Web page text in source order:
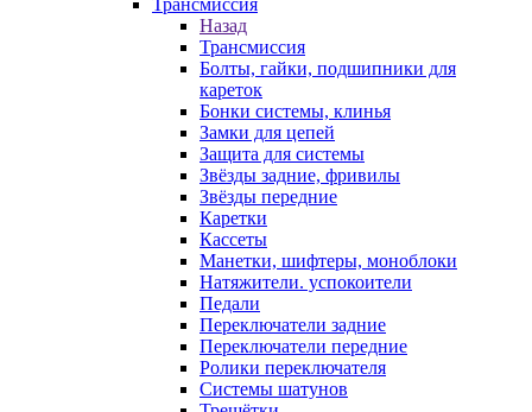
Трансмиссия
Назад
Трансмиссия
Болты, гайки, подшипники для
кареток
Бонки системы, клинья
Замки для цепей
Защита для системы
Звёзды задние, фривилы
Звёзды передние
Каретки
Кассеты
Манетки, шифтеры, моноблоки
Натяжители. успокоители
Педали
Переключатели задние
Переключатели передние
Ролики переключателя
Системы шатунов